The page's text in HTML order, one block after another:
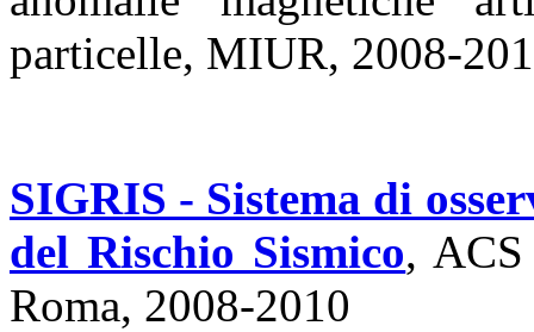
particelle, MIUR, 2008-
SIGRIS - Sistema di
del Rischio Sismico,
Roma, 2008-2010